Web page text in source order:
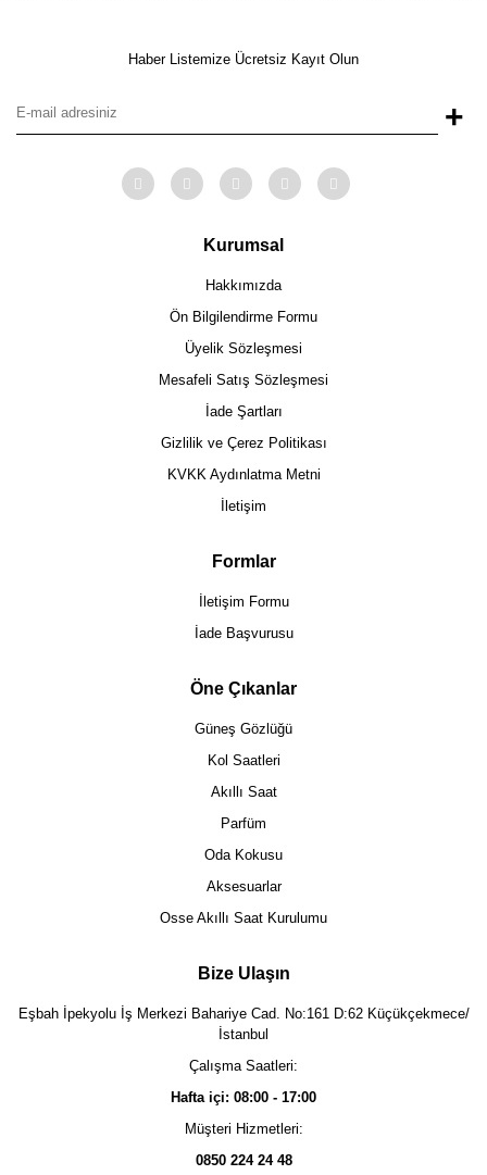
Haber Listemize Ücretsiz Kayıt Olun
+
Kurumsal
Hakkımızda
Ön Bilgilendirme Formu
Üyelik Sözleşmesi
Mesafeli Satış Sözleşmesi
İade Şartları
Gizlilik ve Çerez Politikası
KVKK Aydınlatma Metni
İletişim
Formlar
İletişim Formu
İade Başvurusu
Öne Çıkanlar
Güneş Gözlüğü
Kol Saatleri
Akıllı Saat
Parfüm
Oda Kokusu
Aksesuarlar
Osse Akıllı Saat Kurulumu
Bize Ulaşın
Eşbah İpekyolu İş Merkezi Bahariye Cad. No:161 D:62 Küçükçekmece/
İstanbul
Çalışma Saatleri:
Hafta içi: 08:00 - 17:00
Müşteri Hizmetleri:
0850 224 24 48